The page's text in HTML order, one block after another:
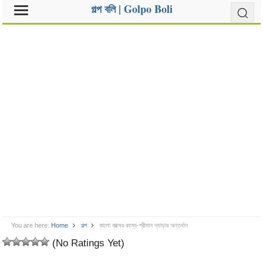
গল্প বলি | Golpo Boli
You are here: Home গল্প কালো বাক্সের রহস্য-শ্রীমান ন্যাড়ার অন্তর্ধান
(No Ratings Yet)